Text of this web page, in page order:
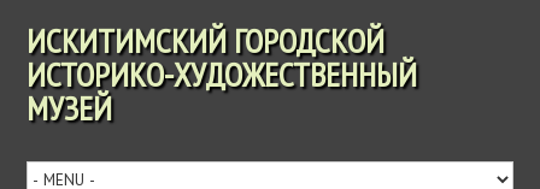
ИСКИТИМСКИЙ ГОРОДСКОЙ
ИСТОРИКО-ХУДОЖЕСТВЕННЫЙ
МУЗЕЙ